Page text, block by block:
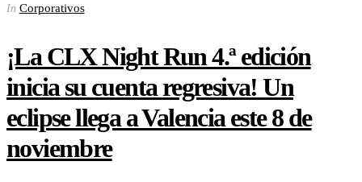
In Corporativos
¡La CLX Night Run 4.ª edición
inicia su cuenta regresiva! Un
eclipse llega a Valencia este 8 de
noviembre